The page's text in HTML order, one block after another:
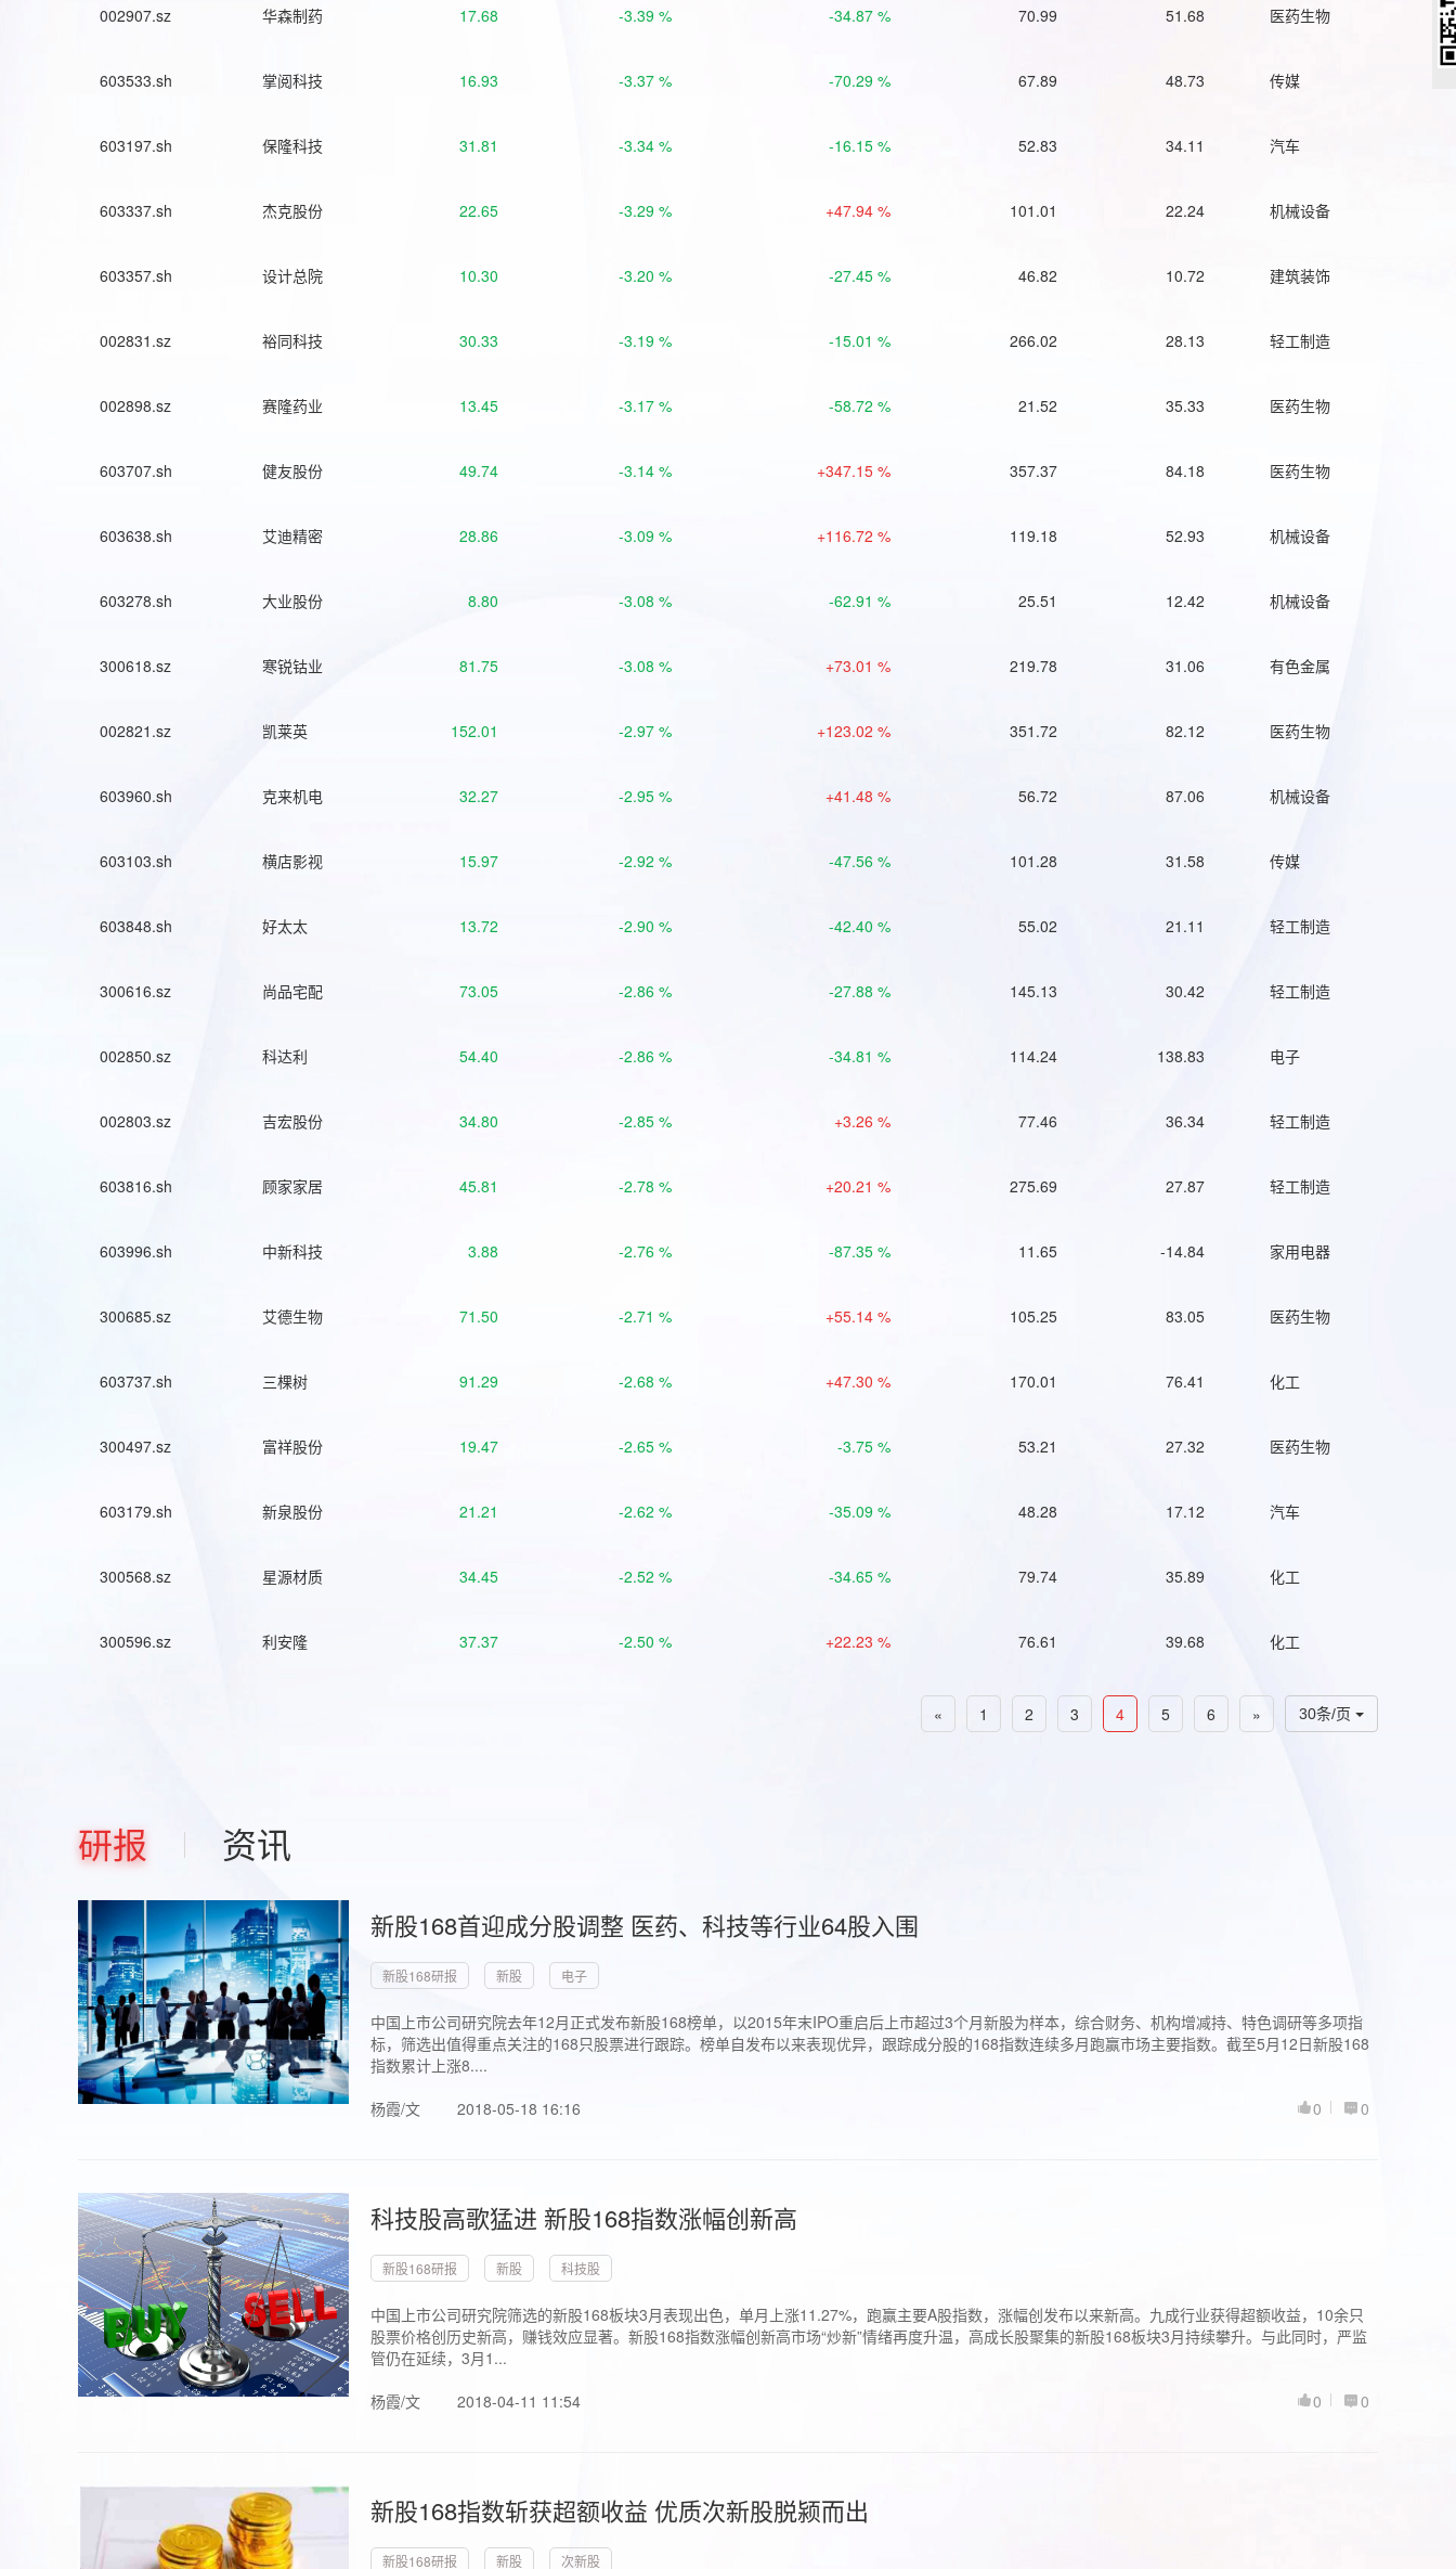
002907.sz 华森制药 17.68 -3.39 % -34.87 % 70.99 51.68 医药生物
603533.sh 掌阅科技 16.93 -3.37 % -70.29 % 67.89 48.73 传媒
603197.sh 保隆科技 31.81 -3.34 % -16.15 % 52.83 34.11 汽车
603337.sh 杰克股份 22.65 -3.29 % +47.94 % 101.01 22.24 机械设备
603357.sh 设计总院 10.30 -3.20 % -27.45 % 46.82 10.72 建筑装饰
002831.sz 裕同科技 30.33 -3.19 % -15.01 % 266.02 28.13 轻工制造
002898.sz 赛隆药业 13.45 -3.17 % -58.72 % 21.52 35.33 医药生物
603707.sh 健友股份 49.74 -3.14 % +347.15 % 357.37 84.18 医药生物
603638.sh 艾迪精密 28.86 -3.09 % +116.72 % 119.18 52.93 机械设备
603278.sh 大业股份 8.80 -3.08 % -62.91 % 25.51 12.42 机械设备
300618.sz 寒锐钴业 81.75 -3.08 % +73.01 % 219.78 31.06 有色金属
002821.sz 凯莱英 152.01 -2.97 % +123.02 % 351.72 82.12 医药生物
603960.sh 克来机电 32.27 -2.95 % +41.48 % 56.72 87.06 机械设备
603103.sh 横店影视 15.97 -2.92 % -47.56 % 101.28 31.58 传媒
603848.sh 好太太 13.72 -2.90 % -42.40 % 55.02 21.11 轻工制造
300616.sz 尚品宅配 73.05 -2.86 % -27.88 % 145.13 30.42 轻工制造
002850.sz 科达利 54.40 -2.86 % -34.81 % 114.24 138.83 电子
002803.sz 吉宏股份 34.80 -2.85 % +3.26 % 77.46 36.34 轻工制造
603816.sh 顾家家居 45.81 -2.78 % +20.21 % 275.69 27.87 轻工制造
603996.sh 中新科技 3.88 -2.76 % -87.35 % 11.65 -14.84 家用电器
300685.sz 艾德生物 71.50 -2.71 % +55.14 % 105.25 83.05 医药生物
603737.sh 三棵树 91.29 -2.68 % +47.30 % 170.01 76.41 化工
300497.sz 富祥股份 19.47 -2.65 % -3.75 % 53.21 27.32 医药生物
603179.sh 新泉股份 21.21 -2.62 % -35.09 % 48.28 17.12 汽车
300568.sz 星源材质 34.45 -2.52 % -34.65 % 79.74 35.89 化工
300596.sz 利安隆 37.37 -2.50 % +22.23 % 76.61 39.68 化工
30条/页
« 1 2 3 4 5 6 »
研报 资讯
新股168首迎成分股调整 医药、科技等行业64股入围
新股168研报 新股 电子
中国上市公司研究院去年12月正式发布新股168榜单，以2015年末IPO重启后上市超过3个月新股为样本，综合财务、机构增减持、特色调研等多项指
标，筛选出值得重点关注的168只股票进行跟踪。榜单自发布以来表现优异，跟踪成分股的168指数连续多月跑赢市场主要指数。截至5月12日新股168
指数累计上涨8....
杨霞/文
2018-05-18 16:16 0
0
科技股高歌猛进 新股168指数涨幅创新高
新股168研报 新股 科技股
中国上市公司研究院筛选的新股168板块3月表现出色，单月上涨11.27%，跑赢主要A股指数，涨幅创发布以来新高。九成行业获得超额收益，10余只
股票价格创历史新高，赚钱效应显著。新股168指数涨幅创新高市场“炒新”情绪再度升温，高成长股聚集的新股168板块3月持续攀升。与此同时，严监
管仍在延续，3月1...
杨霞/文
2018-04-11 11:54 0
0
新股168指数斩获超额收益 优质次新股脱颍而出
新股168研报 新股 次新股